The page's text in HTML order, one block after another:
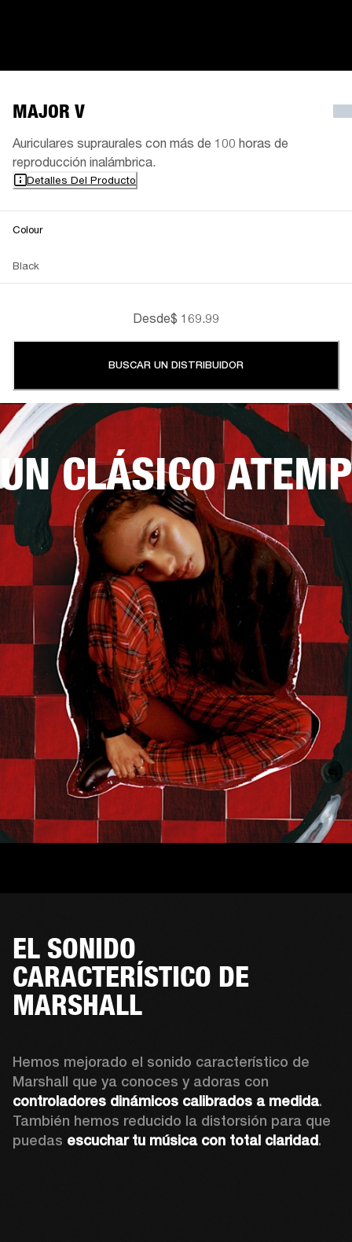
MAJOR V
Auriculares supraurales con más de 100 horas de
reproducción inalámbrica.
Detalles Del Producto
Colour
Black
Desde$ 169.99
BUSCAR UN DISTRIBUIDOR
UN CLÁSICO
EL SONIDO
CARACTERÍSTICO DE
MARSHALL
Hemos mejorado el sonido característico de
controladores dinámicos calibrados a medida.
También hemos reducido la distorsión para que
puedas escuchar tu música con total claridad.